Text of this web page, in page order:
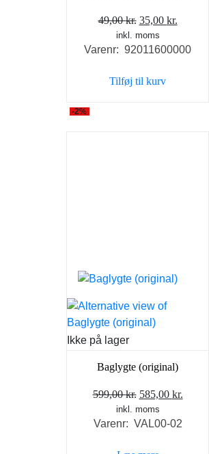
49,00kr. Den
oprindelige
pris
49,00 kr..
35,00 kr.
pris
inkl. moms
Varenr: 92011600000
Tilføj til kurv
-2%
Ikke på lager
Baglygte (original)
599,00kr. Den
oprindelige
pris
585,00 kr.Den
inkl. moms
Varenr: VAL00-02